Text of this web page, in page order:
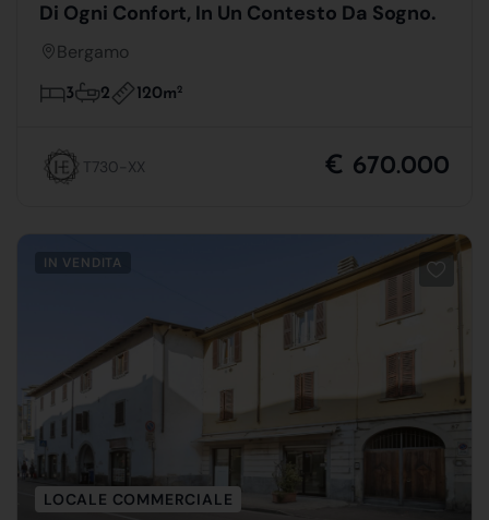
Di Ogni Confort, In Un Contesto Da Sogno.
Bergamo
3 2 120m2
T730-XX € 670.000
IN VENDITA
LOCALE COMMERCIALE